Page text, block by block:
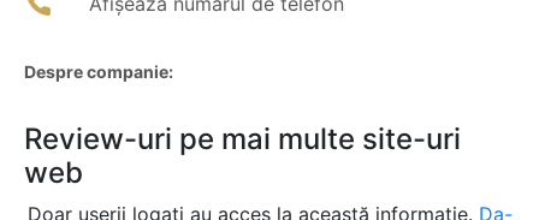
Despre companie:
Review-uri pe mai multe site-uri
web
Doar userii logați au acces la această informație. Da-